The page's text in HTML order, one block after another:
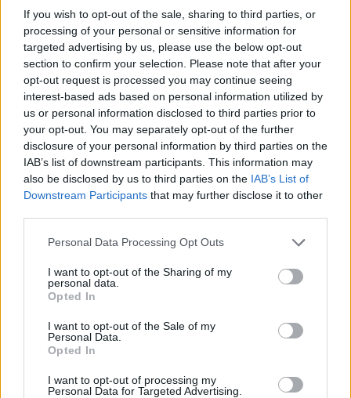
If you wish to opt-out of the sale, sharing to third parties, or
processing of your personal or sensitive information for
targeted advertising by us, please use the below opt-out
section to confirm your selection. Please note that after your
opt-out request is processed you may continue seeing
interest-based ads based on personal information utilized by
us or personal information disclosed to third parties prior to
your opt-out. You may separately opt-out of the further
disclosure of your personal information by third parties on the
IAB’s list of downstream participants. This information may
also be disclosed by us to third parties on the IAB’s List of
Downstream Participants that may further disclose it to other
Personal Data Processing Opt Outs
I want to opt-out of the Sharing of my
personal data.
Opted In
I want to opt-out of the Sale of my
Personal Data.
Opted In
I want to opt-out of processing my
Personal Data for Targeted Advertising.
dents usées. Celles-ci sont
parfaites pour exfolier vos
lèvres sans les arracher.
Une bonne couche de
baume et le tour est joué.
Et si vous n’avez pas de
brosse à sourcils sous la
main, votre brosse à dents
fait parfaitement l’affaire
pour discipliner vos sourcils rebelles.
2. Vos cotons-tiges
Le couteau suisse de votre salle de bain est
poudre transparente appliquée sur le contour de vos
journée. Ou encore, pour déposer votre fard à paupières
sur le coin interne de l’œil sans déborder.
3. Vos mouchoirs en papier
Pour que votre rouge à lèvres reste bien ancré sur votre
bouche, posez un mouchoir sur vos lèvres après avoir
appliqué votre rouge. Tapotez doucement avec un